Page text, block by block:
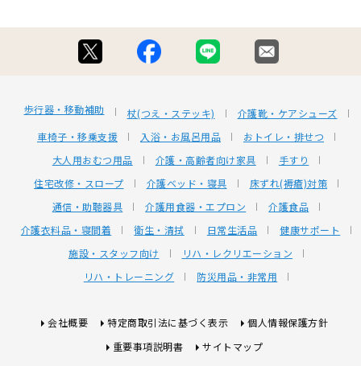
歩行器・移動補助 杖(つえ・ステッキ)
介護靴・ケアシューズ
車椅子・移乗支援
入浴・お風呂用品
おトイレ・排せつ
大人用おむつ用品
介護・高齢者向け家具
手すり
住宅改修・スロープ
介護ベッド・寝具
床ずれ(褥瘡)対策
通信・助聴器具
介護用食器・エプロン
介護食品
介護衣料品・寝間着
衛生・清拭 日常生活品
健康サポート
施設・スタッフ向け
リハ・レクリエーション
リハ・トレーニング
防災用品・非常用
会社概要 特定商取引法に基づく表示
個人情報保護方針
重要事項説明書
サイトマップ